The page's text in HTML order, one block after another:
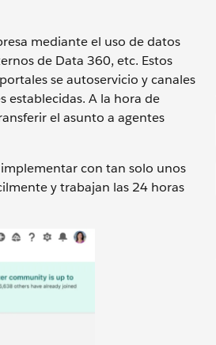
mediante el uso de datos
de Data 360, etc. Estos
se autoservicio y canales
establecidas. A la hora de
el asunto a agentes
con tan solo unos
y trabajan las 24 horas